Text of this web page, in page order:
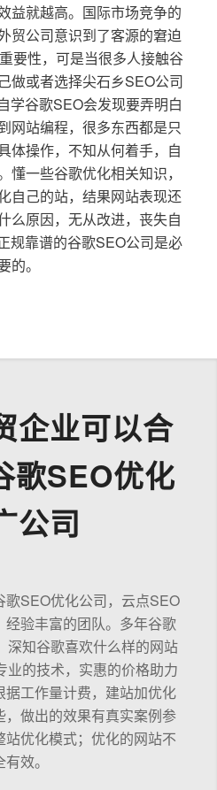
益就越高。国际市场竞争的
贸公司意识到了客源的窘迫
要性，可是当很多人接触谷
做或者选择尖石乡SEO公司
学谷歌SEO会发现要弄明白
网站编程，很多东西都是只
体操作，不知从何着手，自
懂一些谷歌优化相关知识，
自己的站，结果网站表现还
么原因，无从改进，丧失自
规靠谱的谷歌SEO公司是必
的。
企业可以合
歌SEO优化
公司
SEO优化公司，云点SEO
验丰富的团队。多年谷歌
深知谷歌喜欢什么样的网站
业的技术，实惠的价格助力
工作量计费，建站加优化
做出的效果有真实案例参
优化模式；优化的网站不
效。